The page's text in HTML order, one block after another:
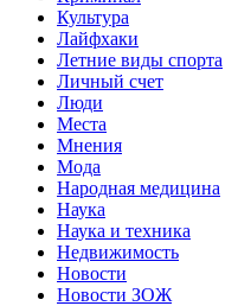
Культура
Лайфхаки
Летние виды спорта
Личный счет
Люди
Места
Мнения
Мода
Народная медицина
Наука
Наука и техника
Недвижимость
Новости
Новости ЗОЖ